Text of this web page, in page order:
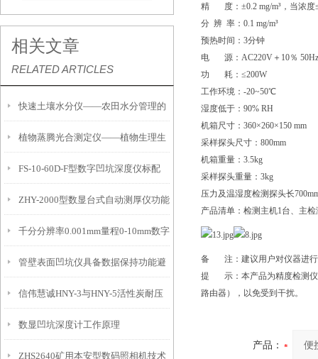
相关文章
RELATED ARTICLES
快速土壤水分仪——农田水分管理的
便携式检测工具
植物蒸腾光合测定仪——植物生理生
态的实时监测设备
FS-10-60D-F型数字凹坑深度仪标配
IP54级表头分辨率0.01mm量程
10mm！
ZHY-2000型数显台式自动测厚仪功能
特点
千分分辨率0.001mm量程0-10mm数字
埋头度仪技术参数！
管壁表面凹坑仪具备数据保持功能避
免测试过程中测针移动导致数据变动
信伟慧诚HNY-3与HNY-5活性炭耐压
强度测定仪技术参数！
数显凹坑深度计工作原理
ZHS2640矿用本安型数码照相机技术
精 度：±0.2 mg/m³，当浓度
分 辨 率：0.1 mg/m³
预热时间：3分钟
电 源：AC220V＋10％ 50Hz
功 耗：≤200W
工作环境：-20~50℃
湿度低于：90% RH
机箱尺寸：360×260×150 mm
采样探头尺寸：800mm
机箱重量：3.5kg
采样探头重量：3kg
压力及温湿度检测探头长
产品清单：检测主机1台、主
备 注：建议用户对仪器进行
提 示：本产品为精度检测仪
路由器），以免受到干扰。
产品：